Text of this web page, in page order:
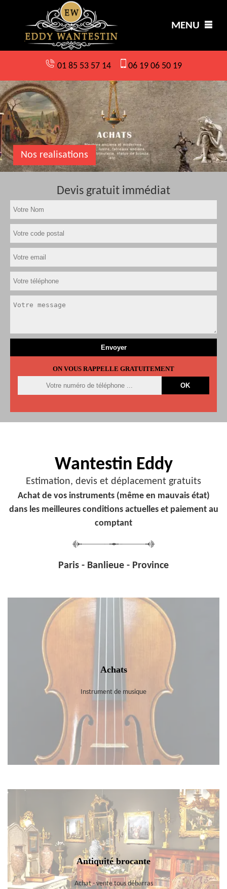
MENU
01 85 53 57 14 06 19 06 50 19
Nos realisations
Devis gratuit immédiat
ON VOUS RAPPELLE GRATUITEMENT
Wantestin Eddy
Estimation, devis et déplacement gratuits
Achat de vos instruments (même en mauvais état)
dans les meilleures conditions actuelles et paiement au
comptant
Paris - Banlieue - Province
Achats
Instrument de musique
Antiquité brocante
Achat - vente tous débarras